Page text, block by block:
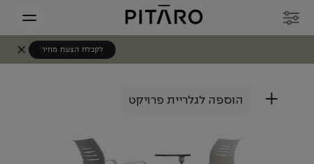
לקבלת הצעת מחיר
+ הוספה לגלריית פרויקט